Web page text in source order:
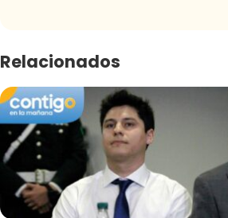
Relacionados